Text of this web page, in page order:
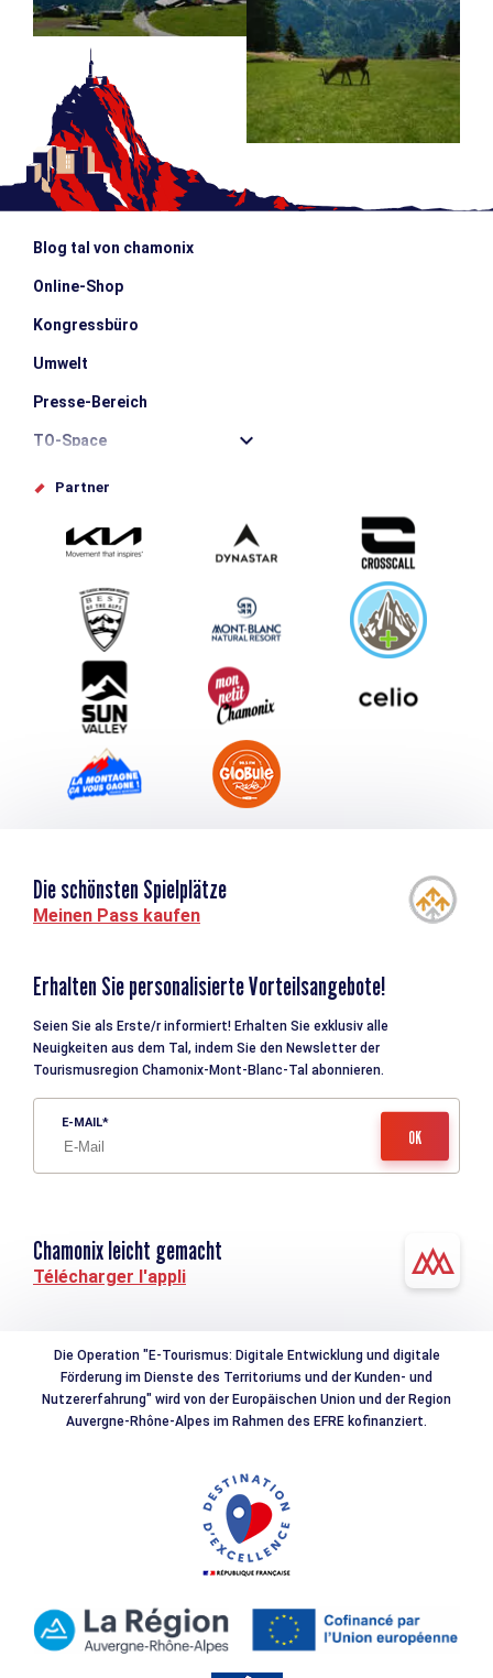
Blog tal von chamonix
Online-Shop
Kongressbüro
Umwelt
Presse-Bereich
TO-Space
Offices de tourisme
Schlagen Sie Ihr Event vor
Service groupes et séminaires
Herunterladen
Tourismus & Behinderung
Partner
Die schönsten Spielplätze
Meinen Pass kaufen
Erhalten Sie personalisierte Vorteilsangebote!
Seien Sie als Erste/r informiert! Erhalten Sie exklusiv alle
Neuigkeiten aus dem Tal, indem Sie den Newsletter der
Tourismusregion Chamonix-Mont-Blanc-Tal abonnieren.
E-MAIL
Chamonix leicht gemacht
Télécharger l'appli
Die Operation "E-Tourismus: Digitale Entwicklung und digitale
Förderung im Dienste des Territoriums und der Kunden- und
Nutzererfahrung" wird von der Europäischen Union und der Region
Auvergne-Rhône-Alpes im Rahmen des EFRE kofinanziert.